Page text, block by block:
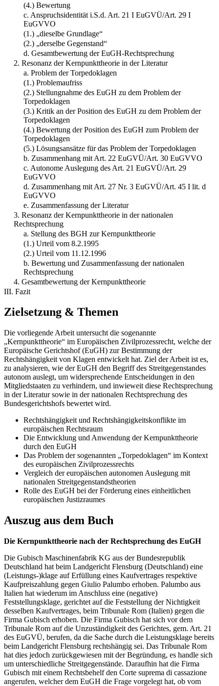
(4.) Bewertung
c. Anspruchsidentität i.S.d. Art. 21 I EuGVÜ/Art. 29 I
EuGVVO
(1.) „dieselbe Grundlage“
(2.) „derselbe Gegenstand“
d. Gesamtbewertung der EuGH-Rechtsprechung
2. Resonanz der Kernpunkttheorie in der Literatur
a. Problem der Torpedoklagen
(1.) Problemaufriss
(2.) Stellungnahme des EuGH zu dem Problem der
Torpedoklagen
(3.) Kritik an der Position des EuGH zu dem Problem der
Torpedoklagen
(4.) Bewertung der Position des EuGH zum Problem der
Torpedoklagen
(5.) Lösungsansätze für das Problem der Torpedoklagen
b. Zusammenhang mit Art. 22 EuGVÜ/Art. 30 EuGVVO
c. Autonome Auslegung des Art. 21 EuGVÜ/Art. 29
EuGVVO
d. Zusammenhang mit Art. 27 Nr. 3 EuGVÜ/Art. 45 I lit. d
EuGVVO
e. Zusammenfassung der Literatur
3. Resonanz der Kernpunkttheorie in der nationalen
Rechtsprechung
a. Stellung des BGH zur Kernpunkttheorie
(1.) Urteil vom 8.2.1995
(2.) Urteil vom 11.12.1996
b. Bewertung und Zusammenfassung der nationalen
Rechtsprechung
4. Gesamtbewertung der Kernpunkttheorie
III. Fazit
Zielsetzung & Themen
Die vorliegende Arbeit untersucht die sogenannte
„Kernpunkttheorie“ im Europäischen Zivilprozessrecht, welche der
Europäische Gerichtshof (EuGH) zur Bestimmung der
Rechtshängigkeit von Klagen entwickelt hat. Ziel der Arbeit ist es,
zu analysieren, wie der EuGH den Begriff des Streitgegenstandes
autonom auslegt, um widersprechende Entscheidungen in den
Mitgliedstaaten zu verhindern, und inwieweit diese Rechtsprechung
in der Literatur sowie in der nationalen Rechtsprechung des
Bundesgerichtshofs bewertet wird.
Rechtshängigkeit und Rechtshängigkeitskonflikte im
europäischen Rechtsraum
Die Entwicklung und Anwendung der Kernpunkttheorie
durch den EuGH
Das Problem der sogenannten „Torpedoklagen“ im Kontext
des europäischen Zivilprozessrechts
Vergleich der europäischen autonomen Auslegung mit
nationalen Streitgegenstandstheorien
Rolle des EuGH bei der Förderung eines einheitlichen
europäischen Justizraumes
Auszug aus dem Buch
Die Kernpunkttheorie nach der Rechtsprechung des EuGH
Die Gubisch Maschinenfabrik KG aus der Bundesrepublik
Deutschland hat beim Landgericht Flensburg (Deutschland) eine
(Leistungs-)klage auf Erfüllung eines Kaufvertrages respektive
Kaufpreiszahlung gegen Giulio Palumbo erhoben. Palumbo aus
Italien hat wiederum im Anschluss eine (negative)
Feststellungsklage, gerichtet auf die Feststellung der Nichtigkeit
desselben Kaufvertrages, beim Tribunale Rom (Italien) gegen die
Firma Gubisch erhoben. Die Firma Gubisch hat sich vor dem
Tribunale Rom auf die Unzuständigkeit des Gerichtes, gem. Art. 21
des EuGVÜ, berufen, da die Sache durch die Leistungsklage bereits
beim Landgericht Flensburg rechtshängig sei. Das Tribunale Rom
hat dies jedoch zurückgewiesen mit der Begründung, es handle sich
um unterschiedliche Streitgegenstände. Daraufhin hat die Firma
Gubisch mit einem Rechtsbehelf den Corte suprema di cassazione
angerufen, welcher dem EuGH die Frage vorgelegt hat, ob vom